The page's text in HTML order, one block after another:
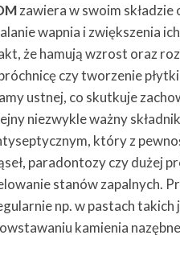
zawiera w swoim
wapnia i zwiększenia
że hamują wzrost oraz
czy tworzenie
ustnej, co skutkuje
niezwykle ważny
który z
paradontozy czy dużej
stanów zapalnych.
np. w pastach takich
kamienia